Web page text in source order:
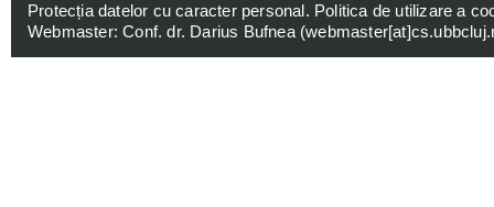
Protecția datelor cu caracter personal. Politica de utilizare a
Webmaster: Conf. dr. Darius Bufnea (